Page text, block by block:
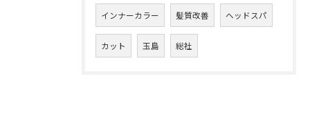
インナーカラー 髪質改善 ヘッドスパ
カット 玉島 総社